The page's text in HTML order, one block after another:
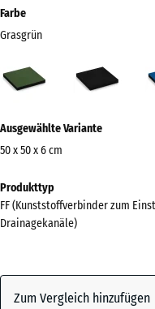
Farbe
Grasgrün
(active)
Informationen
zu
Farben?
Farbpalette
Grasgrün(active)
Ausgewählte Variante
50 x 50 x 6 cm
Abmessungen
für
den
x
500
Produkttyp
FF (Kunststoffverbinder zum
Drainagekanäle)
Zum Vergleich hinzufügen